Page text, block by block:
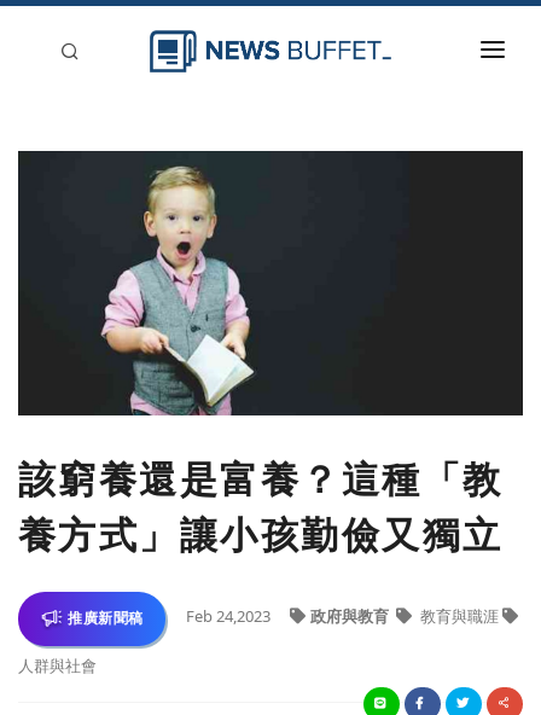
該窮養還是富養？這種「教
養方式」讓小孩勤儉又獨立
推廣新聞稿 Feb 24,2023 政府與教育 教育與職涯
人群與社會